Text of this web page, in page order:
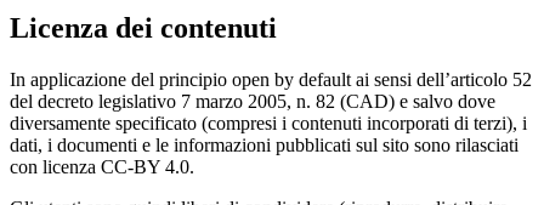
Licenza dei contenuti
In applicazione del principio open by default ai sensi dell’articolo 52
del decreto legislativo 7 marzo 2005, n. 82 (CAD) e salvo dove
diversamente specificato (compresi i contenuti incorporati di terzi), i
dati, i documenti e le informazioni pubblicati sul sito sono rilasciati
con licenza CC-BY 4.0.